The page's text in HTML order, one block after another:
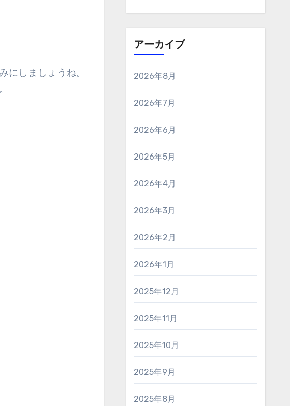
にしましょうね。
アーカイブ
2026年8月
2026年7月
2026年6月
2026年5月
2026年4月
2026年3月
2026年2月
2026年1月
2025年12月
2025年11月
2025年10月
2025年9月
2025年8月